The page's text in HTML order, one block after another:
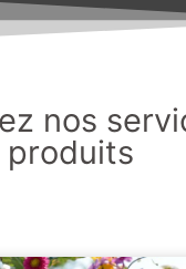
nos
produits